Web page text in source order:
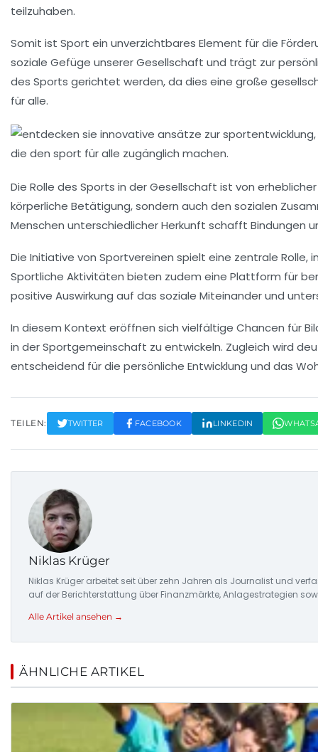
teilzuhaben.
Somit ist Sport ein unverzichtbares Element für die
soziale Gefüge unserer Gesellschaft und trägt zur
des Sports gerichtet werden, da dies eine große
für alle.
Die Rolle des Sports in der Gesellschaft ist von
körperliche Betätigung, sondern auch den sozialen
Menschen unterschiedlicher Herkunft schafft Bindungen
Die Initiative von Sportvereinen spielt eine zentrale Rolle,
Sportliche Aktivitäten bieten zudem eine Plattform für
positive Auswirkung auf das soziale Miteinander und
In diesem Kontext eröffnen sich vielfältige Chancen für
in der Sportgemeinschaft zu entwickeln. Zugleich wird
entscheidend für die persönliche Entwicklung und das
TEILEN: TWITTER FACEBOOK LINKEDIN
Niklas Krüger
Niklas Krüger arbeitet seit über zehn Jahren als Journalist und
auf der Berichterstattung über Finanzmärkte, Anlagestrategien
Alle Artikel ansehen →
ÄHNLICHE ARTIKEL